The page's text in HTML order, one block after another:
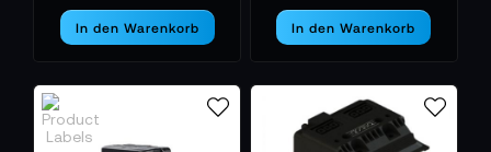
In den Warenkorb In den Warenkorb